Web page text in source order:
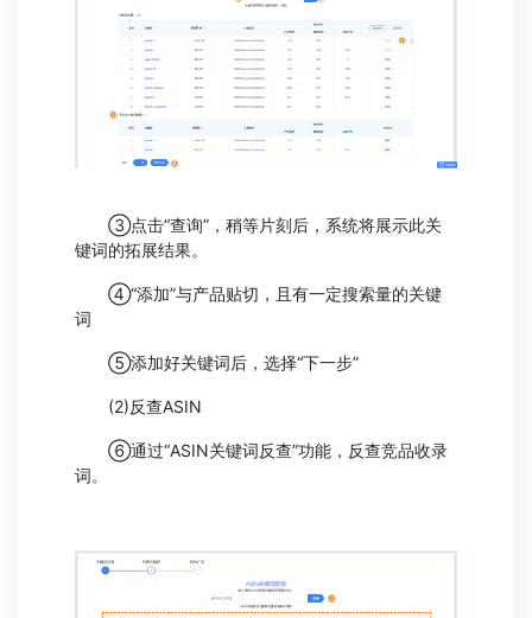
③点击“查询”，稍等片刻后，系统将展示此关
键词的拓展结果。
④“添加”与产品贴切，且有一定搜索量的关键
词
⑤添加好关键词后，选择“下一步”
(2)反查ASIN
⑥通过“ASIN关键词反查”功能，反查竞品收录
词。